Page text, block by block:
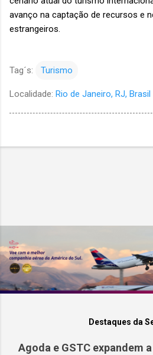
avanço na captação de recursos e
estrangeiros.
Tag´s: Turismo
Localidade: Rio de Janeiro, RJ, Brasil
Destaques da
Agoda e GSTC expandem